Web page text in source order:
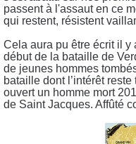
passent à l'assaut en ce
qui restent, résistent
Cela aura pu être écrit il y
début de la bataille de
de jeunes hommes
bataille dont l’intérêt
ouvert un homme mort
de Saint Jacques. Affûté